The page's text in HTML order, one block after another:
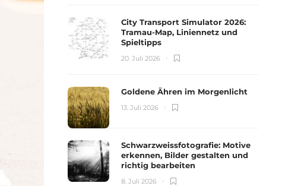
City Transport Simulator 2026:
Tramau-Map, Liniennetz und
Spieltipps
20. Juli 2026
Goldene Ähren im Morgenlicht
13. Juli 2026
Schwarzweissfotografie: Motive
erkennen, Bilder gestalten und
richtig bearbeiten
8. Juli 2026